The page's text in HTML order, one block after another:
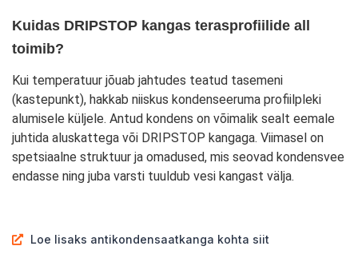
Kuidas DRIPSTOP kangas terasprofiilide all
toimib?
Kui temperatuur jõuab jahtudes teatud tasemeni
(kastepunkt), hakkab niiskus kondenseeruma profiilpleki
alumisele küljele. Antud kondens on võimalik sealt eemale
juhtida aluskattega või DRIPSTOP kangaga. Viimasel on
spetsiaalne struktuur ja omadused, mis seovad kondensvee
endasse ning juba varsti tuuldub vesi kangast välja.
Loe lisaks antikondensaatkanga kohta siit